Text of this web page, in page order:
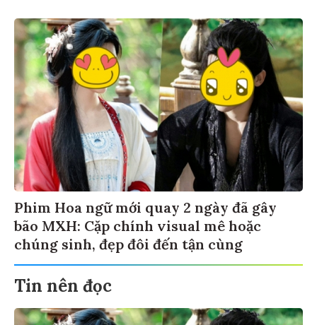
Phim Hoa ngữ mới quay 2 ngày đã gây
bão MXH: Cặp chính visual mê hoặc
chúng sinh, đẹp đôi đến tận cùng
Tin nên đọc